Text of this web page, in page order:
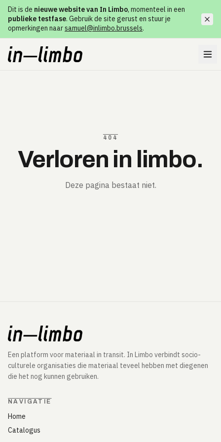
Dit is de nieuwe website van In Limbo, momenteel in een
publieke testfase. Gebruik de site gerust en stuur je
opmerkingen naarsamuel@inlimbo.brussels.
404
Verloren in limbo.
Deze pagina bestaat niet.
Een platform voor materiaal in transit. In Limbo verbindt socio-
culturele organisaties die materiaal teveel hebben met diegenen
die het nog kunnen gebruiken.
NAVIGATIE
Home
Catalogus